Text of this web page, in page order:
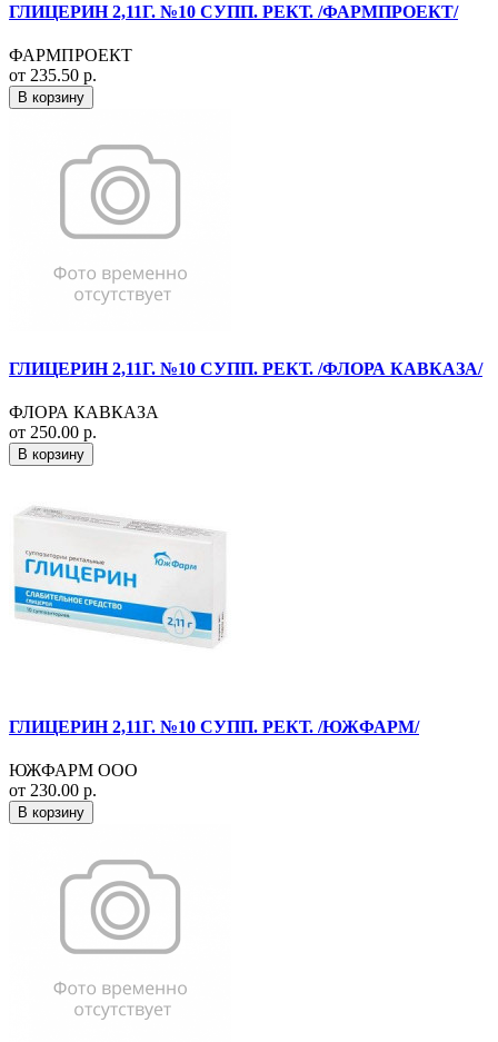
ГЛИЦЕРИН 2,11Г. №10 СУПП. РЕКТ. /ФАРМПРОЕКТ/
ФАРМПРОЕКТ
от 235.50 р.
В корзину
ГЛИЦЕРИН 2,11Г. №10 СУПП. РЕКТ. /ФЛОРА КАВКАЗА/
ФЛОРА КАВКАЗА
от 250.00 р.
В корзину
ГЛИЦЕРИН 2,11Г. №10 СУПП. РЕКТ. /ЮЖФАРМ/
ЮЖФАРМ ООО
от 230.00 р.
В корзину